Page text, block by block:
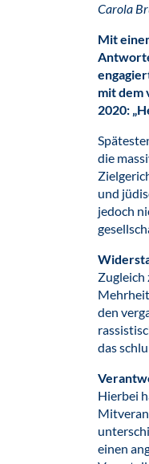
Carola
Mit
mit dem
2020:
die
und
jedoch
Zugleich
den
das
Hierbei
einen